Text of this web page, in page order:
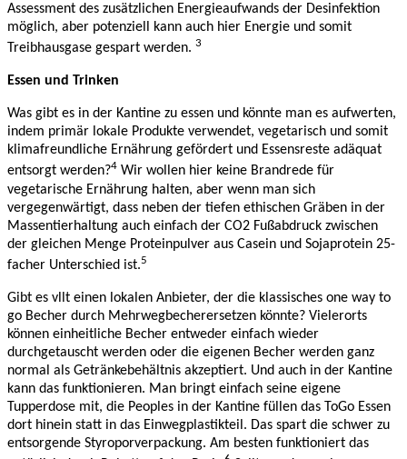
Assessment des zusätzlichen Energieaufwands der Desinfektion
möglich, aber potenziell kann auch hier Energie und somit
Treibhausgase gespart werden. 3
Essen und Trinken
Was gibt es in der Kantine zu essen und könnte man es aufwerten,
indem primär lokale Produkte verwendet, vegetarisch und somit
klimafreundliche Ernährung gefördert und Essensreste adäquat
entsorgt werden?4 Wir wollen hier keine Brandrede für
vegetarische Ernährung halten, aber wenn man sich
vergegenwärtigt, dass neben der tiefen ethischen Gräben in der
Massentierhaltung auch einfach der CO2 Fußabdruck zwischen
der gleichen Menge Proteinpulver aus Casein und Sojaprotein 25-
facher Unterschied ist.5
Gibt es vllt einen lokalen Anbieter, der die klassisches one way to
go Becher durch Mehrwegbecherersetzen könnte? Vielerorts
können einheitliche Becher entweder einfach wieder
durchgetauscht werden oder die eigenen Becher werden ganz
normal als Getränkebehältnis akzeptiert. Und auch in der Kantine
kann das funktionieren. Man bringt einfach seine eigene
Tupperdose mit, die Peoples in der Kantine füllen das ToGo Essen
dort hinein statt in das Einwegplastikteil. Das spart die schwer zu
entsorgende Styroporverpackung. Am besten funktioniert das